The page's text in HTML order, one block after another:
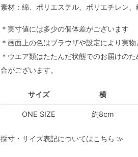
素材：綿、ポリエステル、ポリエチレン、
＊実寸値には多少の個体差がございます
＊画面上の色はブラウザや設定により実物
＊ウエア類はたたんだ状態でのお届けの
合がございます。
サイズ 横
ONE SIZE 約8cm
採寸・サイズ表記についてはこちら ≫